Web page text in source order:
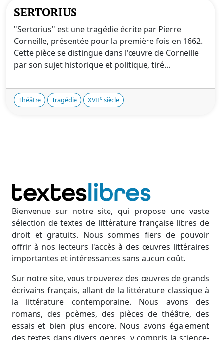
SERTORIUS
"Sertorius" est une tragédie écrite par Pierre
Corneille, présentée pour la première fois en 1662.
Cette pièce se distingue dans l'œuvre de Corneille
par son sujet historique et politique, tiré...
Théâtre Tragédie XVIIe siècle
Bienvenue sur notre site, qui propose une vaste
sélection de textes de littérature française libres de
droit et gratuits. Nous sommes fiers de pouvoir
offrir à nos lecteurs l'accès à des œuvres littéraires
importantes et intéressantes sans aucun coût.
Sur notre site, vous trouverez des œuvres de grands
écrivains français, allant de la littérature classique à
la littérature contemporaine. Nous avons des
romans, des poèmes, des pièces de théâtre, des
essais et bien plus encore. Nous avons également
des textes dans divers genres, y compris la science-